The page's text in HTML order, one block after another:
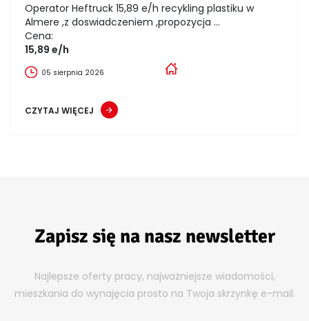
Operator Heftruck 15,89 e/h recykling plastiku w
Almere ,z doswiadczeniem ,propozycja ...
Cena:
15,89 e/h
05 sierpnia 2026
CZYTAJ WIĘCEJ
Zapisz się na nasz newsletter
Najlepsze oferty pracy, najważniejsze wiadomości,
mieszkania do wynajęcia prosto na Twoja skrzynkę e-mail.